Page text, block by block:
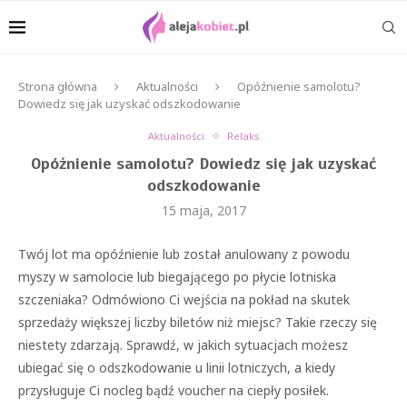
Strona główna Aktualności
Opóźnienie samolotu?
Dowiedz się jak uzyskać odszkodowanie
Aktualności Relaks
Opóźnienie samolotu? Dowiedz się jak uzyskać
odszkodowanie
15 maja, 2017
Twój lot ma opóźnienie lub został anulowany z powodu
myszy w samolocie lub biegającego po płycie lotniska
szczeniaka? Odmówiono Ci wejścia na pokład na skutek
sprzedaży większej liczby biletów niż miejsc? Takie rzeczy się
niestety zdarzają. Sprawdź, w jakich sytuacjach możesz
ubiegać się o odszkodowanie u linii lotniczych, a kiedy
przysługuje Ci nocleg bądź voucher na ciepły posiłek.